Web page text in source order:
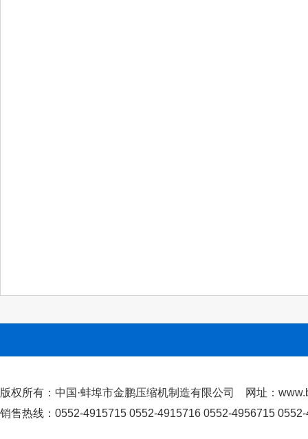
版权所有：中国·蚌埠市金鹏压缩机制造有限公司 网址：
销售热线：0552-4915715 0552-4915716 0552-4956715